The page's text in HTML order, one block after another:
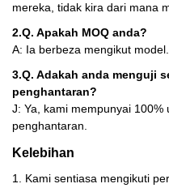
mereka, tidak kira dari mana
2.Q. Apakah MOQ anda?
A: Ia berbeza mengikut model.
3.Q. Adakah anda menguji
penghantaran?
J: Ya, kami mempunyai
penghantaran.
Kelebihan
1. Kami sentiasa mengikuti